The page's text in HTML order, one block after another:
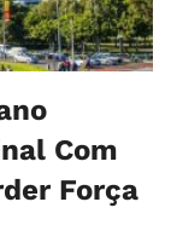
Com
Força